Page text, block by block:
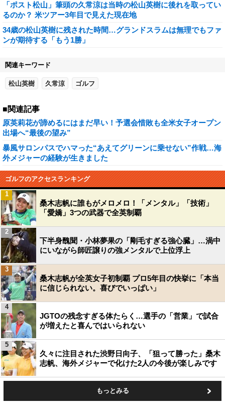
「ポスト松山」筆頭の久常涼は当時の松山英樹に後れを取ってい
るのか？ 米ツアー3年目で見えた現在地
34歳の松山英樹に残された時間…グランドスラムは無理でもファ
ンが期待する「もう1勝」
関連キーワード
松山英樹 久常涼 ゴルフ
■関連記事
原英莉花が諦めるにはまだ早い！予選会惜敗も全米女子オープン
出場へ“最後の望み”
暴風サロンパスでハマった“あえてグリーンに乗せない”作戦…海
外メジャーの経験が生きました
ゴルフのアクセスランキング
桑木志帆に誰もがメロメロ！「メンタル」「技術」
「愛嬌」3つの武器で全英制覇
1
下半身醜聞・小林夢果の「剛毛すぎる強心臓」…渦中
にいながら師匠譲りの強メンタルで上位浮上
2
桑木志帆が全英女子初制覇 プロ5年目の快挙に「本当
に信じられない。喜びでいっぱい」
3
JGTOの残念すぎる体たらく…選手の「営業」で試合
が増えたと喜んではいられない
4
久々に注目された渋野日向子、「狙って勝った」桑木
志帆、海外メジャーで化けた2人の今後が楽しみです
5
もっとみる